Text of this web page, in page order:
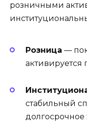
розничными
Розница —
стабильный
долгосрочное